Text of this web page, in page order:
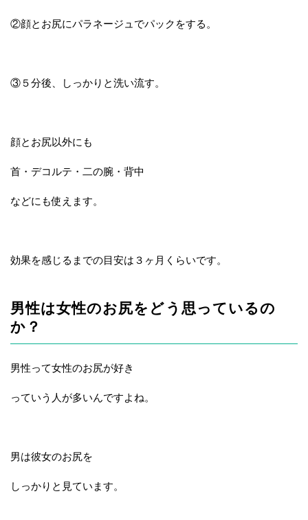
②顔とお尻にパラネージュでパックをする。
③５分後、しっかりと洗い流す。
顔とお尻以外にも
首・デコルテ・二の腕・背中
などにも使えます。
効果を感じるまでの目安は３ヶ月くらいです。
男性は女性のお尻をどう思っているの
か？
男性って女性のお尻が好き
っていう人が多いんですよね。
男は彼女のお尻を
しっかりと見ています。